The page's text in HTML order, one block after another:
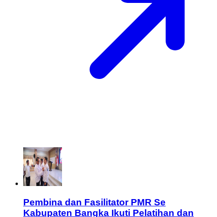
Pembina dan Fasilitator PMR Se
Kabupaten Bangka Ikuti Pelatihan dan